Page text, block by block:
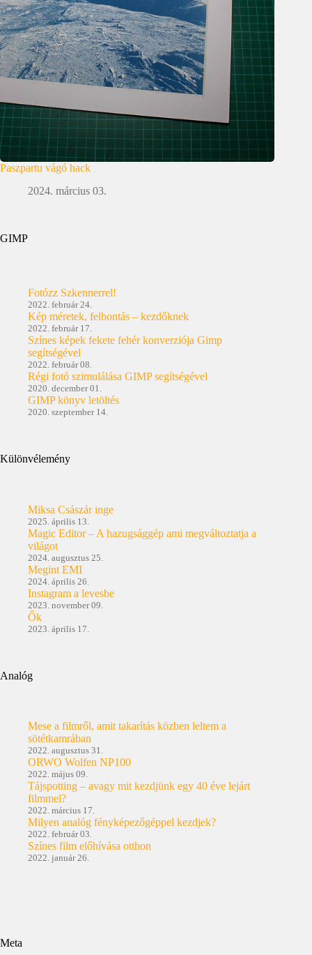
Paszpartu vágó hack
2024. március 03.
GIMP
Fotózz Szkennerrel!
2022. február 24.
Kép méretek, felbontás – kezdőknek
2022. február 17.
Színes képek fekete fehér konverziója Gimp
segítségével
2022. február 08.
Régi fotó szimulálása GIMP segítségével
2020. december 01.
GIMP könyv letöltés
2020. szeptember 14.
Különvélemény
Miksa Császár inge
2025. április 13.
Magic Editor – A hazugsággép ami megváltoztatja a
világot
2024. augusztus 25.
Megint EMI
2024. április 26.
Instagram a levesbe
2023. november 09.
Ők
2023. április 17.
Analóg
Mese a filmről, amit takarítás közben leltem a
sötétkamrában
2022. augusztus 31.
ORWO Wolfen NP100
2022. május 09.
Tájspotting – avagy mit kezdjünk egy 40 éve lejárt
filmmel?
2022. március 17.
Milyen analóg fényképezőgéppel kezdjek?
2022. február 03.
Színes film előhívása otthon
2022. január 26.
Meta